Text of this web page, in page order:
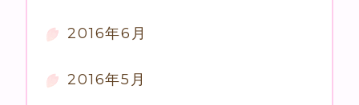
2016年6月
2016年5月